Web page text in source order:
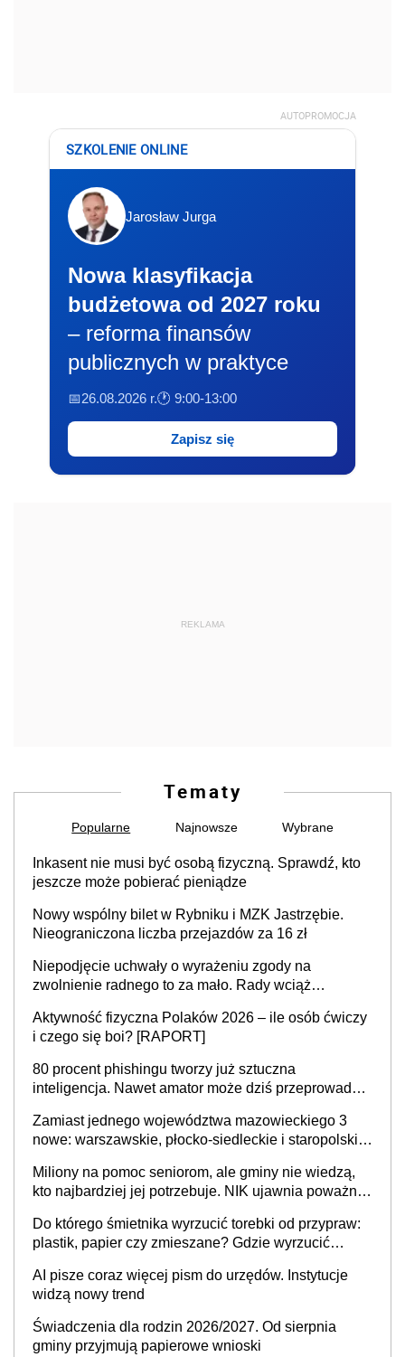
AUTOPROMOCJA
SZKOLENIE ONLINE
Jarosław Jurga
Nowa klasyfikacja
budżetowa od 2027 roku
– reforma finansów
publicznych w praktyce
📅26.08.2026 r.🕐 9:00-13:00
Zapisz się
REKLAMA
Tematy
Popularne Najnowsze Wybrane
Inkasent nie musi być osobą fizyczną. Sprawdź, kto
jeszcze może pobierać pieniądze
Nowy wspólny bilet w Rybniku i MZK Jastrzębie.
Nieograniczona liczba przejazdów za 16 zł
Niepodjęcie uchwały o wyrażeniu zgody na
zwolnienie radnego to za mało. Rady wciąż
sprawy
Aktywność fizyczna Polaków 2026 – ile osób ćwiczy
i czego się boi? [RAPORT]
80 procent phishingu tworzy już sztuczna
inteligencja. Nawet amator może dziś przeprowadzić
Zamiast jednego województwa mazowieckiego 3
nowe: warszawskie, płocko-siedleckie i staropolskie.
stołecznych
Miliony na pomoc seniorom, ale gminy nie wiedzą,
kto najbardziej jej potrzebuje. NIK ujawnia poważną
Do którego śmietnika wyrzucić torebki od przypraw:
plastik, papier czy zmieszane? Gdzie wyrzucić
AI pisze coraz więcej pism do urzędów. Instytucje
widzą nowy trend
Świadczenia dla rodzin 2026/2027. Od sierpnia
gminy przyjmują papierowe wnioski